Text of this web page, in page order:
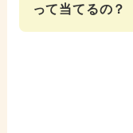
って当てるの？